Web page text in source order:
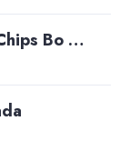
Bo …